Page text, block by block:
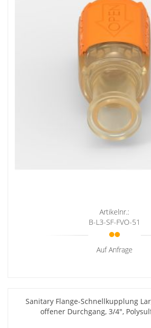
Artikelnr.:
B-L3-SF-FVO-51
Auf Anfrage
Sanitary Flange-Schnellkupplung
offener Durchgang, 3/4",